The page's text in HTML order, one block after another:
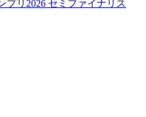
リ2026 セミファイナリス